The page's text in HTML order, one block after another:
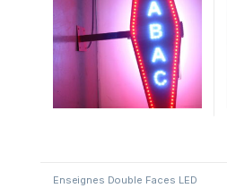
Enseignes Double Faces LED